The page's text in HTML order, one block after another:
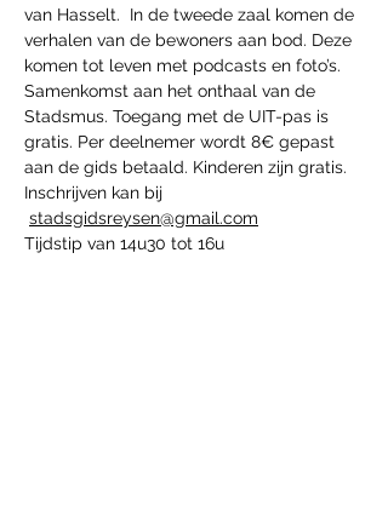
van Hasselt.  In de tweede zaal komen de
verhalen van de bewoners aan bod. Deze
komen tot leven met podcasts en foto’s.
Samenkomst aan het onthaal van de
Stadsmus. Toegang met de UIT-pas is
gratis. Per deelnemer wordt 8€ gepast
aan de gids betaald. Kinderen zijn gratis.
Inschrijven kan bij
stadsgidsreysen@gmail.com
Tijdstip van 14u30 tot 16u